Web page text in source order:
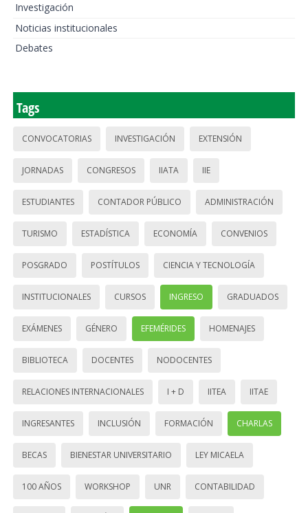
Investigación
Noticias institucionales
Debates
Tags
CONVOCATORIAS INVESTIGACIÓN EXTENSIÓN
JORNADAS CONGRESOS IIATA IIE
ESTUDIANTES CONTADOR PÚBLICO ADMINISTRACIÓN
TURISMO ESTADÍSTICA ECONOMÍA CONVENIOS
POSGRADO POSTÍTULOS CIENCIA Y TECNOLOGÍA
INSTITUCIONALES CURSOS INGRESO GRADUADOS
EXÁMENES GÉNERO EFEMÉRIDES HOMENAJES
BIBLIOTECA DOCENTES NODOCENTES
RELACIONES INTERNACIONALES I + D IITEA IITAE
INGRESANTES INCLUSIÓN FORMACIÓN CHARLAS
BECAS BIENESTAR UNIVERSITARIO LEY MICAELA
100 AÑOS WORKSHOP UNR CONTABILIDAD